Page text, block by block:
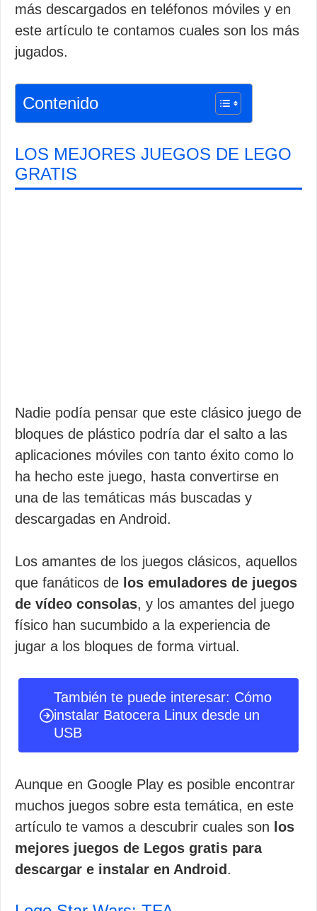
más descargados en teléfonos móviles y en
este artículo te contamos cuales son los más
jugados.
Contenido
LOS MEJORES JUEGOS DE LEGO
GRATIS
Nadie podía pensar que este clásico juego de
bloques de plástico podría dar el salto a las
aplicaciones móviles con tanto éxito como lo
ha hecho este juego, hasta convertirse en
una de las temáticas más buscadas y
descargadas en Android.
Los amantes de los juegos clásicos, aquellos
que fanáticos de los emuladores de juegos
de vídeo consolas, y los amantes del juego
físico han sucumbido a la experiencia de
jugar a los bloques de forma virtual.
También te puede interesar: Cómo
instalar Batocera Linux desde un
USB
Aunque en Google Play es posible encontrar
muchos juegos sobre esta temática, en este
artículo te vamos a descubrir cuales son los
mejores juegos de Legos gratis para
descargar e instalar en Android .